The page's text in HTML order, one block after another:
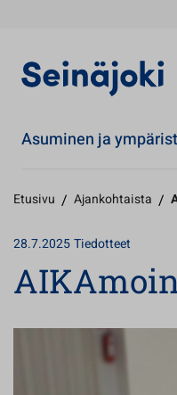
Asuminen ja
Etusivu / Ajankohtaista /
28.7.2025Tiedotteet